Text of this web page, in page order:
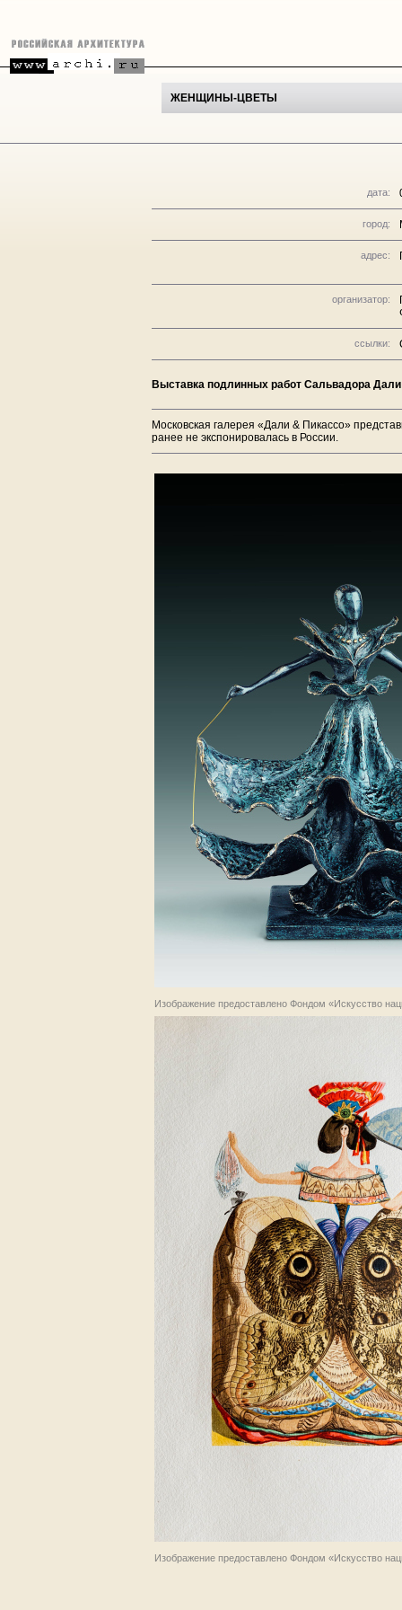
ЖЕНЩИНЫ-ЦВЕТЫ
дата:
город:
адрес:
организатор:
ссылки:
Выставка подлинных работ Сальвадора Дали
Московская галерея «Дали & Пикассо»
ранее не экспонировалась в России.
Изображение предоставлено Фондом «Искусство
Изображение предоставлено Фондом «Искусство